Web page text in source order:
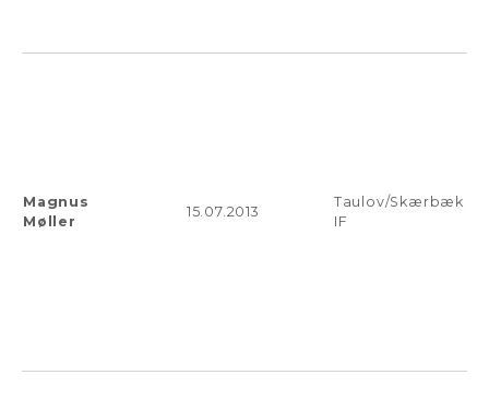
Magnus
Møller
15.07.2013
Taulov/Skærbæk
IF